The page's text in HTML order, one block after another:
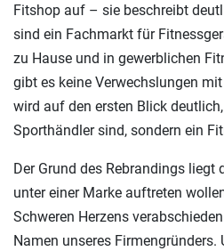
Fitshop auf – sie beschreibt
sind ein Fachmarkt für
zu Hause und in gewerblichen
gibt es keine Verwechslungen
wird auf den ersten Blick
Sporthändler sind, sondern ein
Der Grund des Rebrandings liegt
unter einer Marke auftreten
Schweren Herzens
Namen unseres Firmengründers.